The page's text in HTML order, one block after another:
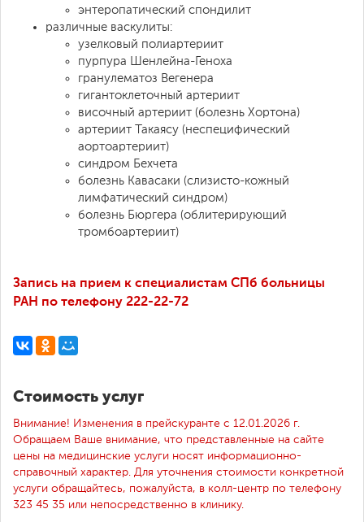
энтеропатический спондилит
различные васкулиты:
узелковый полиартериит
пурпура Шенлейна-Геноха
гранулематоз Вегенера
гигантоклеточный артериит
височный артериит (болезнь Хортона)
артериит Такаясу (неспецифический
аортоартериит)
синдром Бехчета
болезнь Кавасаки (слизисто-кожный
лимфатический синдром)
болезнь Бюргера (облитерирующий
тромбоартериит)
Запись на прием к специалистам СПб больницы
РАН по телефону 222-22-72
Стоимость услуг
Внимание! Изменения в прейскуранте с 12.01.2026 г.
Обращаем Ваше внимание, что представленные на сайте
цены на медицинские услуги носят информационно-
справочный характер. Для уточнения стоимости конкретной
услуги обращайтесь, пожалуйста, в колл-центр по телефону
323 45 35 или непосредственно в клинику.